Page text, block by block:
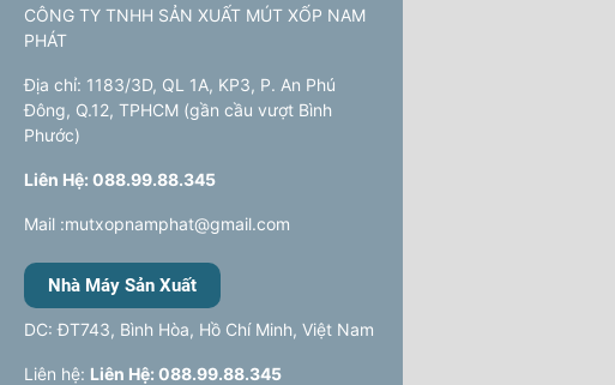
CÔNG TY TNHH SẢN XUẤT MÚT XỐP NAM
PHÁT
Địa chỉ: 1183/3D, QL 1A, KP3, P. An Phú
Đông, Q.12, TPHCM (gần cầu vượt Bình
Phước)
Liên Hệ: 088.99.88.345
Mail :mutxopnamphat@gmail.com
Nhà Máy Sản Xuất
DC: ĐT743, Bình Hòa, Hồ Chí Minh, Việt Nam
Liên hệ: Liên Hệ: 088.99.88.345